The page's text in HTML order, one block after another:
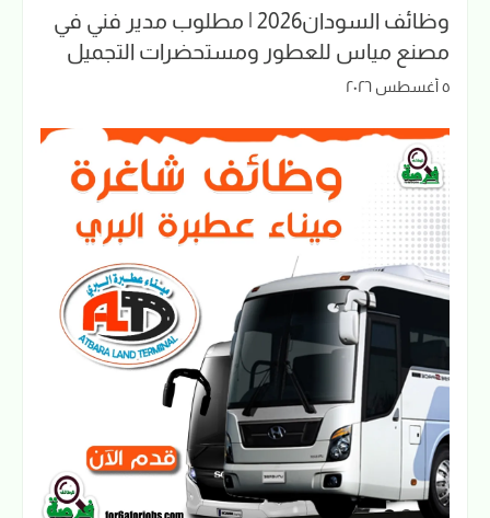
وظائف السودان2026 | مطلوب مدير فني في
مصنع مياس للعطور ومستحضرات التجميل
٥ أغسطس ٢٠٢٦